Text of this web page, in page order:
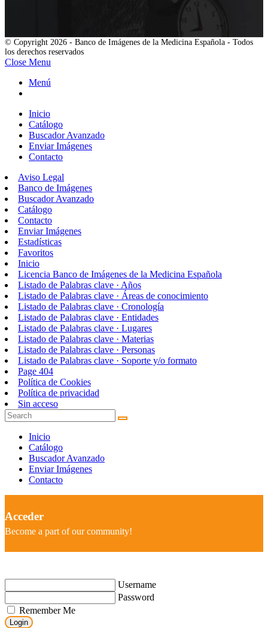
© Copyright 2026 - Banco de Imágenes de la Medicina Española - Todos
los derechos reservados
Close Menu
Menú
Inicio
Catálogo
Buscador Avanzado
Enviar Imágenes
Contacto
Aviso Legal
Banco de Imágenes
Buscador Avanzado
Catálogo
Contacto
Enviar Imágenes
Estadísticas
Favoritos
Inicio
Licencia Banco de Imágenes de la Medicina Española
Listado de Palabras clave · Años
Listado de Palabras clave · Áreas de conocimiento
Listado de Palabras clave · Cronología
Listado de Palabras clave · Entidades
Listado de Palabras clave · Lugares
Listado de Palabras clave · Materias
Listado de Palabras clave · Personas
Listado de Palabras clave · Soporte y/o formato
Page 404
Política de Cookies
Política de privacidad
Sin acceso
Inicio
Catálogo
Buscador Avanzado
Enviar Imágenes
Contacto
Acceder
Become a part of our community!
Username
Password
Remember Me
Login